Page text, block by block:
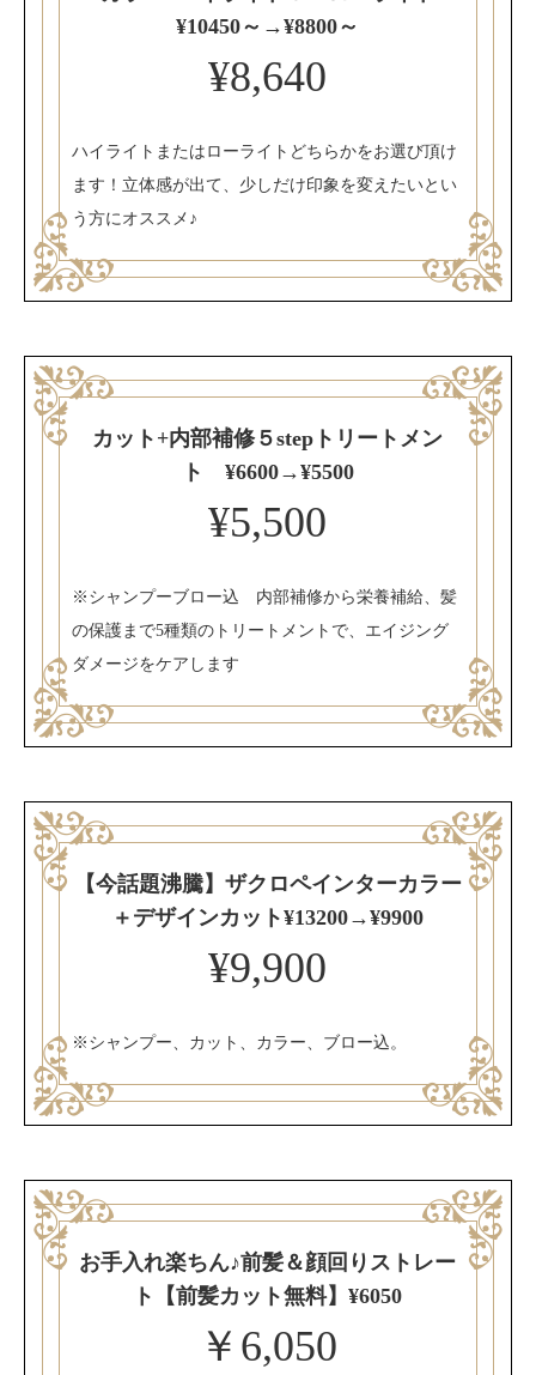
¥10450～→¥8800～
¥8,640
ハイライトまたはローライトどちらかをお選び頂け
ます！立体感が出て、少しだけ印象を変えたいとい
う方にオススメ♪
カット+内部補修５stepトリートメン
ト ¥6600→¥5500
¥5,500
※シャンプーブロー込 内部補修から栄養補給、髪
の保護まで5種類のトリートメントで、エイジング
ダメージをケアします
【今話題沸騰】ザクロペインターカラー
＋デザインカット¥13200→¥9900
¥9,900
※シャンプー、カット、カラー、ブロー込。
お手入れ楽ちん♪前髪＆顔回りストレー
ト【前髪カット無料】¥6050
￥6,050